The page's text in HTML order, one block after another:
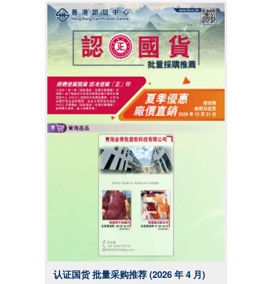
认证国货 批量采购推荐 (2026 年 4 月)